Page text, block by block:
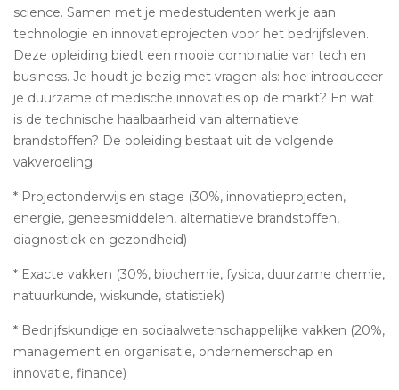
science. Samen met je medestudenten werk je aan
technologie en innovatieprojecten voor het bedrijfsleven.
Deze opleiding biedt een mooie combinatie van tech en
business. Je houdt je bezig met vragen als: hoe introduceer
je duurzame of medische innovaties op de markt? En wat
is de technische haalbaarheid van alternatieve
brandstoffen? De opleiding bestaat uit de volgende
vakverdeling:
* Projectonderwijs en stage (30%, innovatieprojecten,
energie, geneesmiddelen, alternatieve brandstoffen,
diagnostiek en gezondheid)
* Exacte vakken (30%, biochemie, fysica, duurzame chemie,
natuurkunde, wiskunde, statistiek)
* Bedrijfskundige en sociaalwetenschappelijke vakken (20%,
management en organisatie, ondernemerschap en
innovatie, finance)